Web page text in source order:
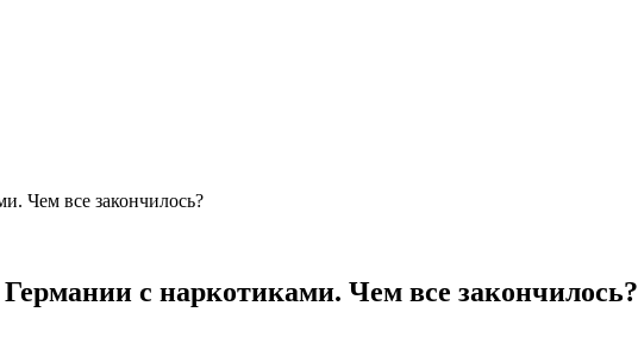
Чем все закончилось?
с наркотиками. Чем все закончилось?